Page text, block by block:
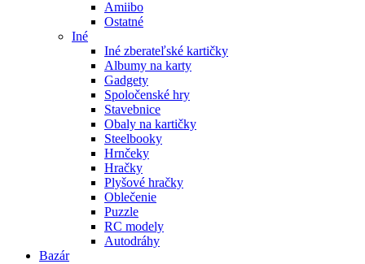
Amiibo
Ostatné
Iné
Iné zberateľské kartičky
Albumy na karty
Gadgety
Spoločenské hry
Stavebnice
Obaly na kartičky
Steelbooky
Hrnčeky
Hračky
Plyšové hračky
Oblečenie
Puzzle
RC modely
Autodráhy
Bazár